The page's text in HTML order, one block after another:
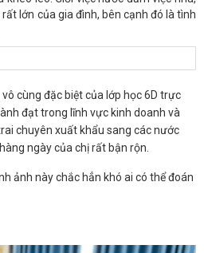
lớn của gia đình, bên cạnh đó là tình
cùng đặc biệt của lớp học 6D trực
đạt trong lĩnh vực kinh doanh và
chuyên xuất khẩu sang các nước
ngày của chị rất bận rộn.
ảnh này chắc hẳn khó ai có thể đoán